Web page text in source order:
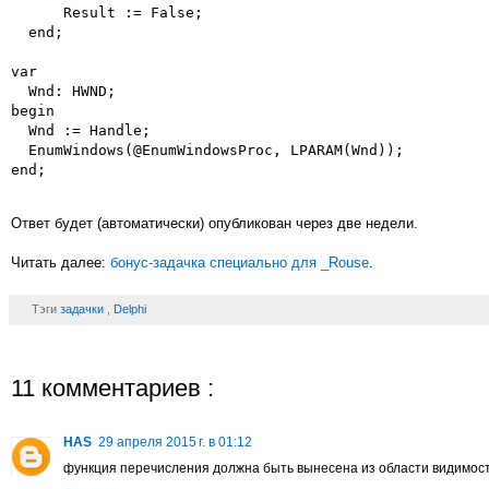
      Result := False;
  end;
var
  Wnd: HWND;
begin
  Wnd := Handle;
  EnumWindows(@EnumWindowsProc, LPARAM(Wnd));
end;
Ответ будет (автоматически) опубликован через две недели.
Читать далее: бонус-задачка специально для _Rouse.
Тэги задачки , Delphi
11 комментариев :
HAS 29 апреля 2015 г. в 01:12
функция перечисления должна быть вынесена из области